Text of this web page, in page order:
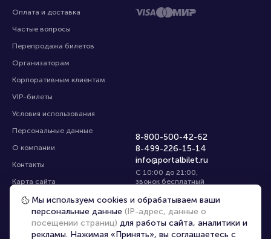
Оплата и доставка
Частые вопросы
Перепродажа билетов
Организаторам
Корпоративным клиентам
VIP-билеты
Условия использования
Персональные данные
О компании
Контакты
Карта сайта
Управление cookies
8-800-500-42-62
8-499-226-15-14
info@portalbilet.ru
С 10:00 до 21:00,
звонок бесплатный
Все площадки
Главная Санкт-Петербург
Мы используем cookies и обрабатываем ваши
персональные данные (IP-адрес, данные о
посещении страниц) для работы сайта, аналитики и
рекламы. Нажимая «Принять», вы соглашаетесь с